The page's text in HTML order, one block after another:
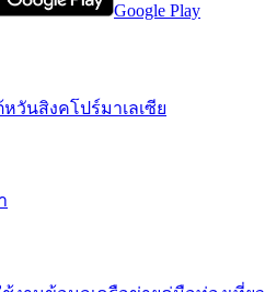
Google Play
หวันสิงคโปร์มาเลเซีย